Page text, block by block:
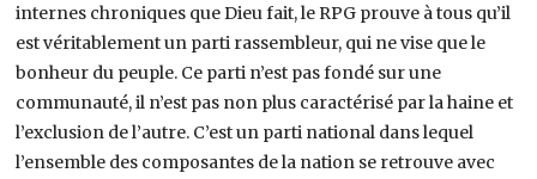
internes chroniques que Dieu fait, le RPG prouve à tous qu’il
est véritablement un parti rassembleur, qui ne vise que le
bonheur du peuple. Ce parti n’est pas fondé sur une
communauté, il n’est pas non plus caractérisé par la haine et
l’exclusion de l’autre. C’est un parti national dans lequel
l’ensemble des composantes de la nation se retrouve avec